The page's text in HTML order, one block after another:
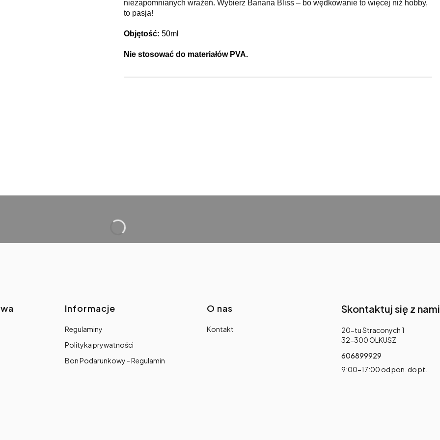
niezapomnianych wrażeń. Wybierz Banana Bliss – bo wędkowanie to więcej niż hobby,
to pasja!
Objętość: 50ml
Nie stosować do materiałów PVA.
Informacje
Regulaminy
Polityka prywatności
Bon Podarunkowy - Regulamin
O nas
Kontakt
Skontaktuj się z nami
Adres:
20-tu Straconych 1
32-300 OLKUSZ
606899929
9:00-17:00 od pon. do pt.